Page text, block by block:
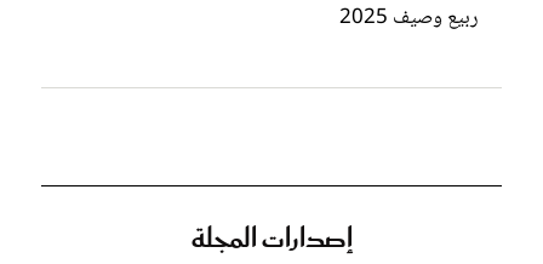
ربيع وصيف 2025
إصدارات المجلة